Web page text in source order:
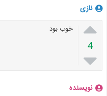
نازی

4

خوب بود
نویسنده